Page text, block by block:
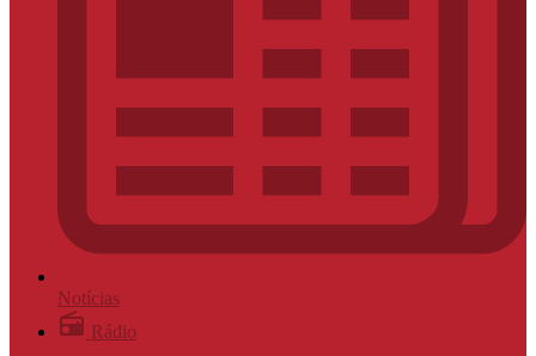
Notícias
Rádio